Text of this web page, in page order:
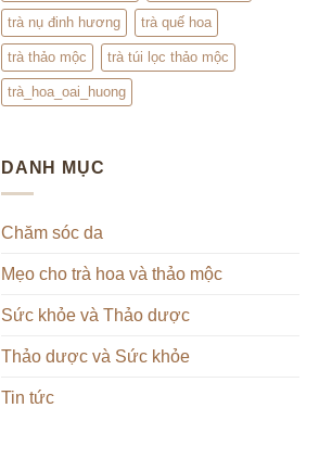
trà nụ đinh hương trà quế hoa
trà thảo mộc trà túi lọc thảo mộc
trà_hoa_oai_huong
DANH MỤC
Chăm sóc da
Mẹo cho trà hoa và thảo mộc
Sức khỏe và Thảo dược
Thảo dược và Sức khỏe
Tin tức